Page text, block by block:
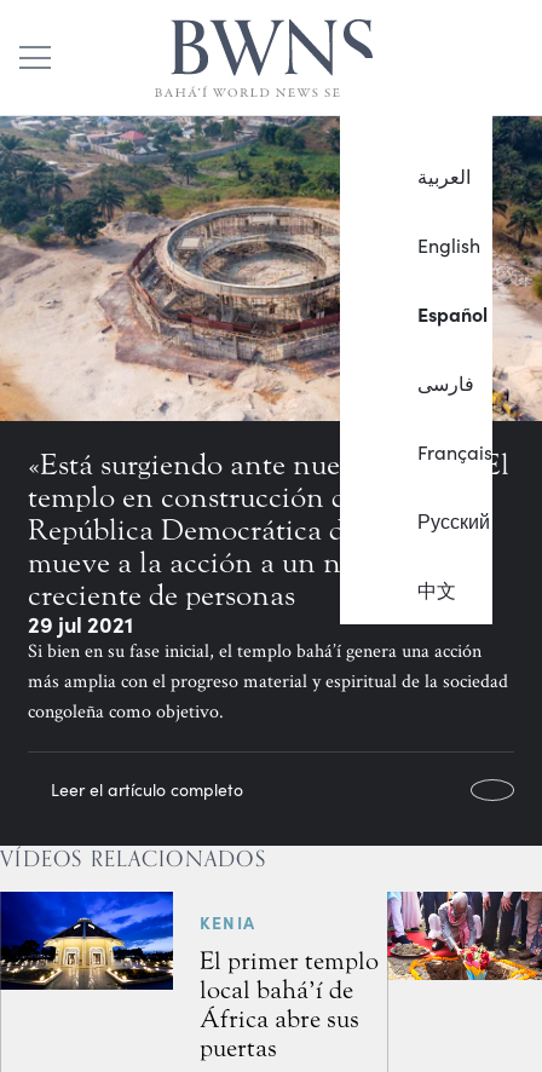
العربية
English
Español
فارسی
Français
Русский
中文
«Está surgiendo ante nuestros ojos»: El
templo en construcción de la
República Democrática del Congo
mueve a la acción a un número
creciente de personas
29 jul 2021
Si bien en su fase inicial, el templo bahá’í genera una acción
más amplia con el progreso material y espiritual de la sociedad
congoleña como objetivo.
Leer el artículo completo
VÍDEOS RELACIONADOS
KENIA
El primer templo
local bahá’í de
África abre sus
puertas